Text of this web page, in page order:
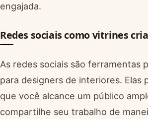
engajada.
Redes sociais como vitrines
As redes sociais são ferramentas
para designers de interiores. Elas
que você alcance um público
compartilhe seu trabalho de